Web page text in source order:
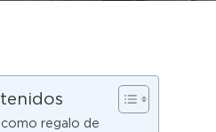
regalo de